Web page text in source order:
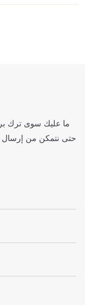
ما عليك سوى ترك
حتى نتمكن من